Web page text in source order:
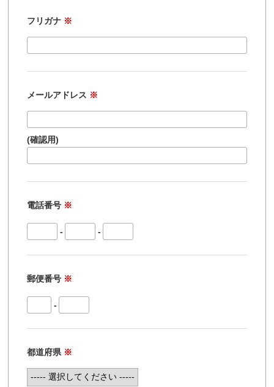
フリガナ ※
メールアドレス ※
(確認用)
電話番号 ※
- -
郵便番号 ※
-
都道府県 ※